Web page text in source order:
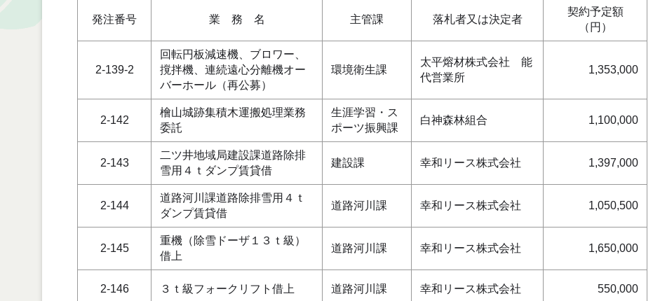
発注番号 業 務 名 主管課 落札者又は決定者
契約予定額
（円）
2-139-2
回転円板減速機、ブロワー、
撹拌機、連続遠心分離機オー
バーホール（再公募）
環境衛生課
太平熔材株式会社 能
代営業所
1,353,000
2-142
檜山城跡集積木運搬処理業務
委託
生涯学習・ス
ポーツ振興課
白神森林組合 1,100,000
2-143
二ツ井地域局建設課道路除排
雪用４ｔダンプ賃貸借
建設課 幸和リース株式会社 1,397,000
2-144
道路河川課道路除排雪用４ｔ
ダンプ賃貸借
道路河川課 幸和リース株式会社 1,050,500
2-145
重機（除雪ドーザ１３ｔ級）
借上
道路河川課 幸和リース株式会社 1,650,000
2-146 ３ｔ級フォークリフト借上 道路河川課 幸和リース株式会社 550,000